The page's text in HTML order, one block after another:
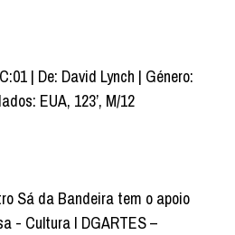
| De: David Lynch | Género:
EUA, 123’, M/12
Sá da Bandeira tem o apoio
- Cultura I DGARTES –